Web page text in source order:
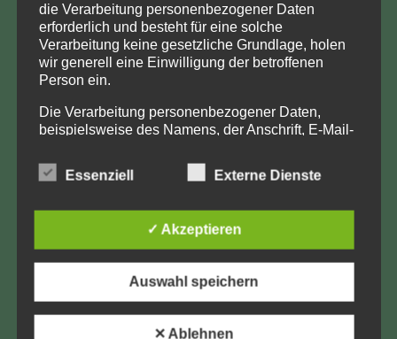
KONTAKT
Aufarbeitung und Erforschung
Kinderverschickung e.V.
Anja Röhl
Kiehlufer 43
info@Verschickungsheime.de
Datenschutz
die Verarbeitung personenbezogener Daten
erforderlich und besteht für eine solche
Verarbeitung keine gesetzliche Grundlage, holen
wir generell eine Einwilligung der betroffenen
Person ein.
Die Verarbeitung personenbezogener Daten,
beispielsweise des Namens, der Anschrift, E-Mail-
Person, erfolgt stets im Einklang mit der
Datenschutz-Grundverordnung und in
Mittels dieser Datenschutzerklärung möchte unser
Unternehmen die Öffentlichkeit über Art, Umfang
verarbeiteten personenbezogenen Daten
informieren. Ferner werden betroffene Personen
mittels dieser Datenschutzerklärung über die ihnen
Essenziell Externe Dienste
✓ Akzeptieren
Auswahl speichern
✕ Ablehnen